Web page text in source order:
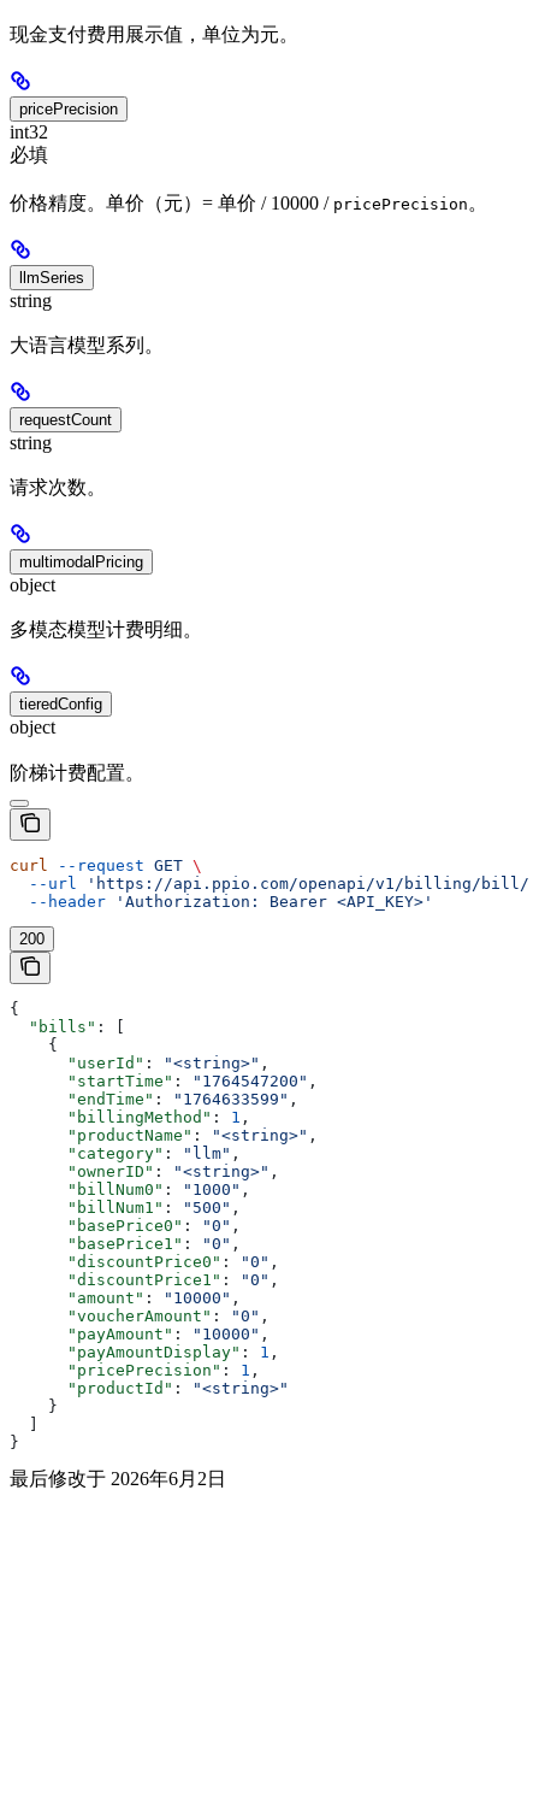
现金支付费用展示值，单位为元。
pricePrecision
int32
必填
价格精度。单价（元）= 单价 / 10000 / pricePrecision 。
llmSeries
string
大语言模型系列。
requestCount
string
请求次数。
multimodalPricing
object
多模态模型计费明细。
tieredConfig
object
阶梯计费配置。
curl --request GET \
  --url
'https://api.ppio.com/openapi/v1/billing/bill/
  --header
'Authorization: Bearer <API_KEY>'
200
{
  "bills"
: [
    {
      "userId"
: "<string>" ,
      "startTime"
: "1764547200" ,
      "endTime"
: "1764633599" ,
      "billingMethod"
: 1 ,
      "productName"
: "<string>" ,
      "category"
: "llm" ,
      "ownerID"
: "<string>" ,
      "billNum0"
: "1000" ,
      "billNum1"
: "500" ,
      "basePrice0"
: "0" ,
      "basePrice1"
: "0" ,
      "discountPrice0"
: "0" ,
      "discountPrice1"
: "0" ,
      "amount"
: "10000" ,
      "voucherAmount"
: "0" ,
      "payAmount"
: "10000" ,
      "payAmountDisplay"
: 1 ,
      "pricePrecision"
: 1 ,
      "productId"
:
"<string>"
    }
}
最后修改于 2026年6月2日